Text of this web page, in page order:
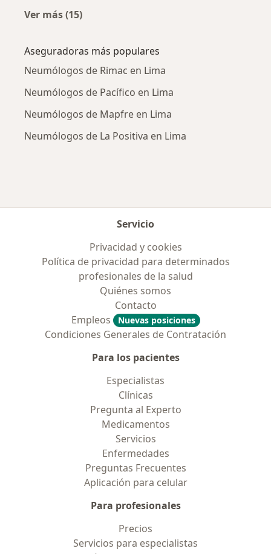
Ver más (15)
Aseguradoras más populares
Neumólogos de Rimac en Lima
Neumólogos de Pacífico en Lima
Neumólogos de Mapfre en Lima
Neumólogos de La Positiva en Lima
Servicio
Privacidad y cookies
Política de privacidad para determinados
profesionales de la salud
Quiénes somos
Contacto
Empleos
Nuevas posiciones
Condiciones Generales de Contratación
Para los pacientes
Especialistas
Clínicas
Pregunta al Experto
Medicamentos
Servicios
Enfermedades
Preguntas Frecuentes
Aplicación para celular
Para profesionales
Precios
Servicios para especialistas